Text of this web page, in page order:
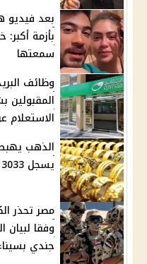
بعد فيديو
سمعتها
المقبولين
الاستعلام
يسجل 3033 جنيه اليوم الخميس
مصر تحذر
جندي